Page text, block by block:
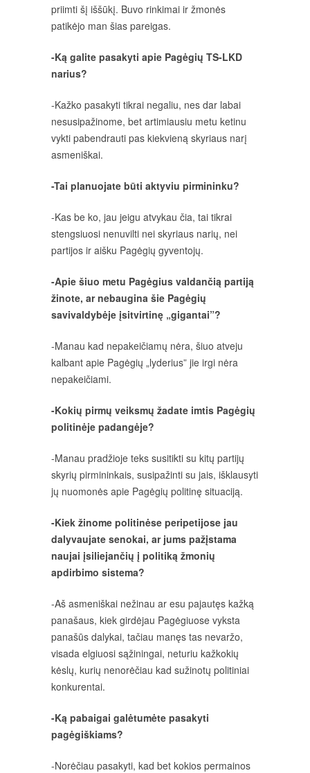
priimti šį iššūkį. Buvo rinkimai ir žmonės
patikėjo man šias pareigas.
-Ką galite pasakyti apie Pagėgių TS-LKD
narius?
-Kažko pasakyti tikrai negaliu, nes dar labai
nesusipažinome, bet artimiausiu metu ketinu
vykti pabendrauti pas kiekvieną skyriaus narį
asmeniškai.
-Tai planuojate būti aktyviu pirmininku?
-Kas be ko, jau jeigu atvykau čia, tai tikrai
stengsiuosi nenuvilti nei skyriaus narių, nei
partijos ir aišku Pagėgių gyventojų.
-Apie šiuo metu Pagėgius valdančią partiją
žinote, ar nebaugina šie Pagėgių
savivaldybėje įsitvirtinę „gigantai”?
-Manau kad nepakeičiamų nėra, šiuo atveju
kalbant apie Pagėgių „lyderius” jie irgi nėra
nepakeičiami.
-Kokių pirmų veiksmų žadate imtis Pagėgių
politinėje padangėje?
-Manau pradžioje teks susitikti su kitų partijų
skyrių pirmininkais, susipažinti su jais, išklausyti
jų nuomonės apie Pagėgių politinę situaciją.
-Kiek žinome politinėse peripetijose jau
dalyvaujate senokai, ar jums pažįstama
naujai įsiliejančių į politiką žmonių
apdirbimo sistema?
-Aš asmeniškai nežinau ar esu pajautęs kažką
panašaus, kiek girdėjau Pagėgiuose vyksta
panašūs dalykai, tačiau manęs tas nevaržo,
visada elgiuosi sąžiningai, neturiu kažkokių
kėslų, kurių nenorėčiau kad sužinotų politiniai
konkurentai.
-Ką pabaigai galėtumėte pasakyti
pagėgiškiams?
-Norėčiau pasakyti, kad bet kokios permainos